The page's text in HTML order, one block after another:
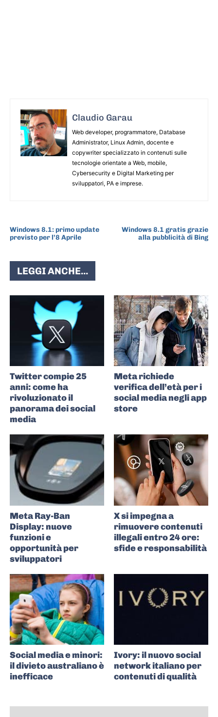
Claudio Garau
Web developer, programmatore, Database
Administrator, Linux Admin, docente e
copywriter specializzato in contenuti sulle
tecnologie orientate a Web, mobile,
Cybersecurity e Digital Marketing per
sviluppatori, PA e imprese.
Windows 8.1: primo update
previsto per l’8 Aprile
Windows 8.1 gratis grazie
alla pubblicità di Bing
LEGGI ANCHE...
Twitter compie 25
anni: come ha
rivoluzionato il
panorama dei social
media
Meta richiede
verifica dell’età per i
social media negli app
store
Meta Ray-Ban
Display: nuove
funzioni e
opportunità per
sviluppatori
X si impegna a
rimuovere contenuti
illegali entro 24 ore:
sfide e responsabilità
Social media e minori:
il divieto australiano è
inefficace
Ivory: il nuovo social
network italiano per
contenuti di qualità